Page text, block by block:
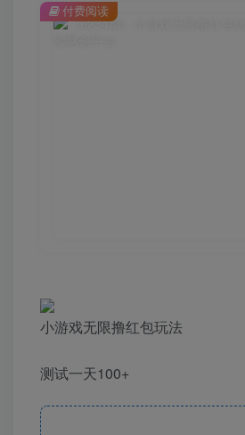
付费阅读
小游戏无限撸红包玩法
测试一天100+